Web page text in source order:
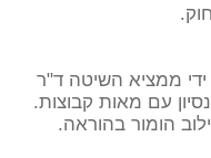
ממציא השיטה ד"ר
עם מאות קבוצות.
הומור בהוראה.